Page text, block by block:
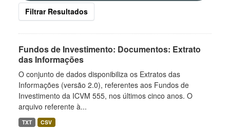
Filtrar Resultados
Fundos de Investimento: Documentos: Extrato
das Informações
O conjunto de dados disponibiliza os Extratos das
Informações (versão 2.0), referentes aos Fundos de
Investimento da ICVM 555, nos últimos cinco anos. O
arquivo referente à...
TXT CSV